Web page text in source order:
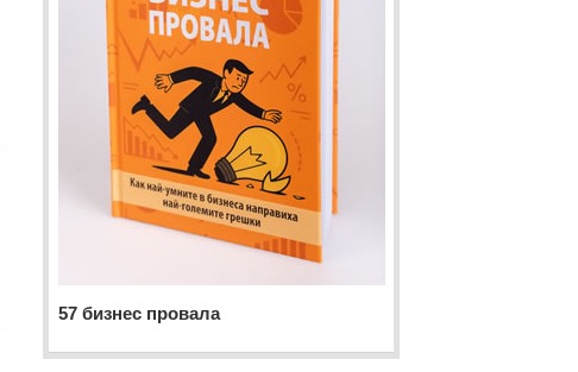
57 бизнес провала